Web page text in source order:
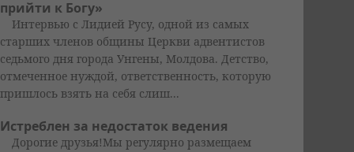
прийти к Богу»
Интервью с Лидией Русу, одной из самых
старших членов общины Церкви адвентистов
седьмого дня города Унгены, Молдова. Детство,
отмеченное нуждой, ответственность, которую
пришлось взять на себя слиш...
Истреблен за недостаток ведения
Дорогие друзья!Мы регулярно размещаем